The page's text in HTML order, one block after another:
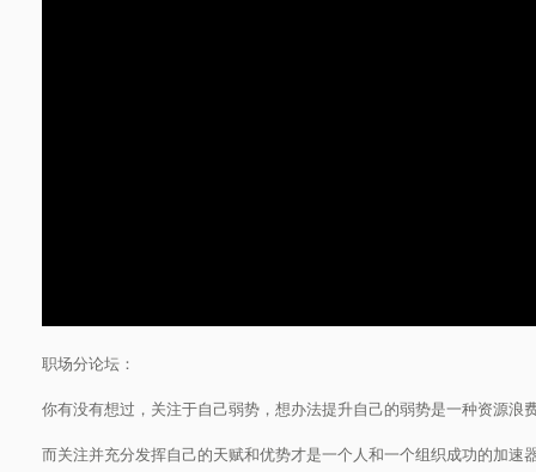
职场分论坛：
你有没有想过，关注于自己弱势，想办法提升自己的弱势是一种资源浪
而关注并充分发挥自己的天赋和优势才是一个人和一个组织成功的加速